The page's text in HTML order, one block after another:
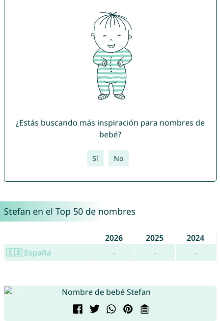
¿Estás buscando más inspiración para nombres de
bebé?
Sí No
Stefan en el Top 50 de nombres
2026 2025
2024
🇪🇸 España
- - -